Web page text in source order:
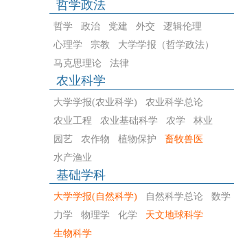
哲学政法
哲学 政治 党建 外交
逻辑伦理
心理学
宗教
大学学报（哲学政法）
马克思理论
法律
农业科学
大学学报(农业科学)
农业科学总论
农业工程
农业基础科学 农学
林业
园艺
农作物 植物保护
畜牧兽医
水产渔业
基础学科
大学学报(自然科学) 自然科学总论
数学
力学
物理学 化学
天文地球科学
生物科学